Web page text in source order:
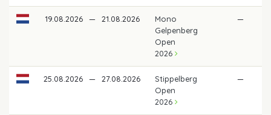
19.08.2026 — 21.08.2026
Mono
Gelpenberg
Open
2026
—
25.08.2026 — 27.08.2026
Stippelberg
Open
2026
—